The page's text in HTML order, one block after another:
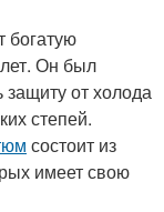
богатую
Он был
защиту от холода
степей.
состоит из
имеет свою